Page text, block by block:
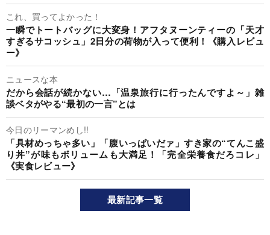
これ、買ってよかった！
一瞬でトートバッグに大変身！アフタヌーンティーの「天才
すぎるサコッシュ」2日分の荷物が入って便利！《購入レビュ
ー》
ニュースな本
だから会話が続かない…「温泉旅行に行ったんですよ～」雑
談ベタがやる“最初の一言”とは
今日のリーマンめし!!
「具材めっちゃ多い」「腹いっぱいだァ」すき家の“てんこ盛
り丼”が味もボリュームも大満足！「完全栄養食だろコレ」
《実食レビュー》
最新記事一覧